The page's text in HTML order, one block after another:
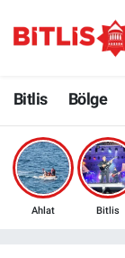
Bitlis Bölge
Ahlat Bitlis
Bölge
Çevre
Bitlis
Süper Lig